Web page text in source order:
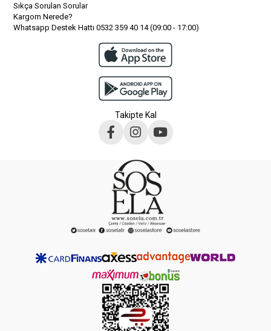
Sıkça Sorulan Sorular
Kargom Nerede?
Whatsapp Destek Hattı 0532 359 40 14 (09:00 - 17:00)
Takipte Kal